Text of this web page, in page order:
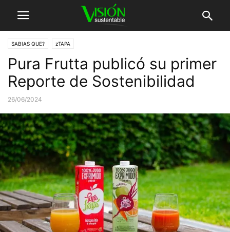
SABIAS QUE? zTAPA
Pura Frutta publicó su primer
Reporte de Sostenibilidad
26/06/2024